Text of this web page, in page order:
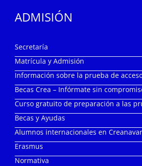
ADMISIÓN
Secretaría
Matrícula y Admisión
Información sobre la prueba de
Becas Crea – Infórmate sin
Curso gratuito de preparación a las
Becas y Ayudas
Alumnos internacionales en
Erasmus
Normativa